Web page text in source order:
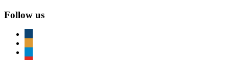
Follow us